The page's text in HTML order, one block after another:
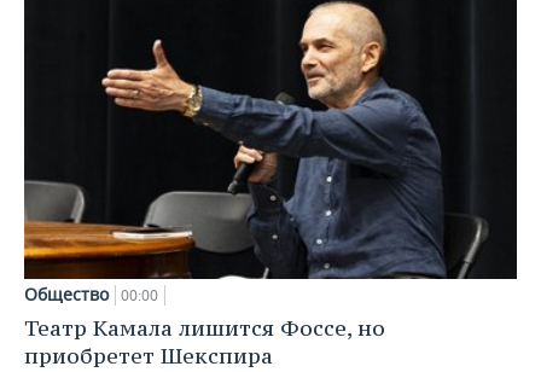
Общество 00:00
Театр Камала лишится Фоссе, но
приобретет Шекспира